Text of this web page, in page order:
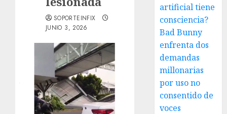
SOPORTEINFIX
JUNIO 3, 2026
artificial tiene
consciencia?
Bad Bunny
enfrenta dos
demandas
millonarias
por uso no
consentido de
voces